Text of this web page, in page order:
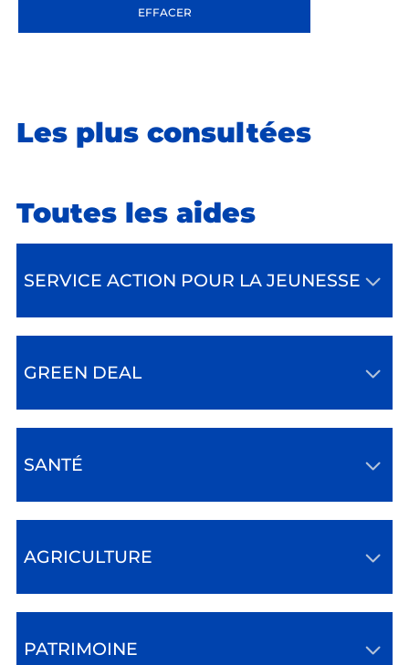
EFFACER
Les plus consultées
Toutes les aides
SERVICE ACTION POUR LA JEUNESSE
GREEN DEAL
SANTÉ
AGRICULTURE
PATRIMOINE